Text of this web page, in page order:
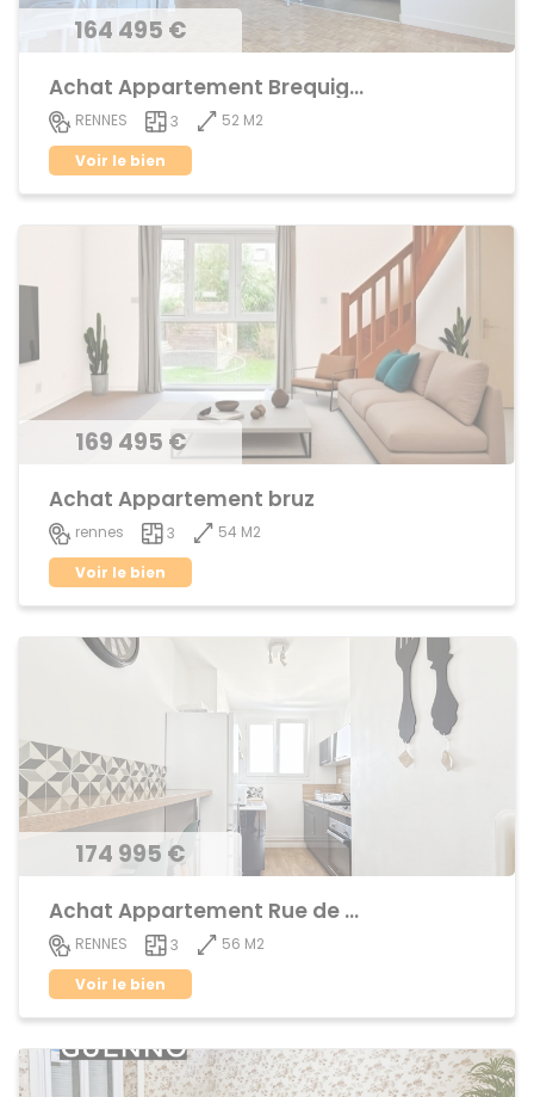
164 495 €
Achat Appartement Brequigny
RENNES 3
52 M2
Voir le bien
169 495 €
Achat Appartement bruz
rennes 3
54 M2
Voir le bien
174 995 €
Achat Appartement Rue de Nantes
RENNES 3
56 M2
Voir le bien